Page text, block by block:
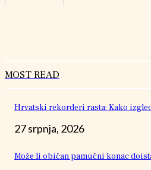
MOST READ
Hrvatski rekorderi rasta: Kako
27 srpnja, 2026
Može li običan pamučni konac